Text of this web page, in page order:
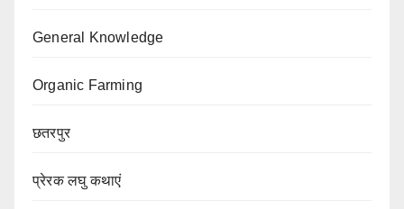
General Knowledge
Organic Farming
छतरपुर
प्रेरक लघु कथाएं